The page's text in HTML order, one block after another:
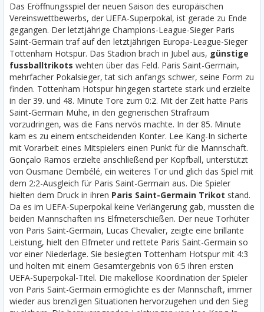
Das Eröffnungsspiel der neuen Saison des europäischen
Vereinswettbewerbs, der UEFA-Superpokal, ist gerade zu Ende
gegangen. Der letztjährige Champions-League-Sieger Paris
Saint-Germain traf auf den letztjährigen Europa-League-Sieger
Tottenham Hotspur. Das Stadion brach in Jubel aus, günstige
fussballtrikots wehten über das Feld. Paris Saint-Germain,
mehrfacher Pokalsieger, tat sich anfangs schwer, seine Form zu
finden. Tottenham Hotspur hingegen startete stark und erzielte
in der 39. und 48. Minute Tore zum 0:2. Mit der Zeit hatte Paris
Saint-Germain Mühe, in den gegnerischen Strafraum
vorzudringen, was die Fans nervös machte. In der 85. Minute
kam es zu einem entscheidenden Konter. Lee Kang-In sicherte
mit Vorarbeit eines Mitspielers einen Punkt für die Mannschaft.
Gonçalo Ramos erzielte anschließend per Kopfball, unterstützt
von Ousmane Dembélé, ein weiteres Tor und glich das Spiel mit
dem 2:2-Ausgleich für Paris Saint-Germain aus. Die Spieler
hielten dem Druck in ihren Paris Saint-Germain Trikot stand.
Da es im UEFA-Superpokal keine Verlängerung gab, mussten die
beiden Mannschaften ins Elfmeterschießen. Der neue Torhüter
von Paris Saint-Germain, Lucas Chevalier, zeigte eine brillante
Leistung, hielt den Elfmeter und rettete Paris Saint-Germain so
vor einer Niederlage. Sie besiegten Tottenham Hotspur mit 4:3
und holten mit einem Gesamtergebnis von 6:5 ihren ersten
UEFA-Superpokal-Titel. Die makellose Koordination der Spieler
von Paris Saint-Germain ermöglichte es der Mannschaft, immer
wieder aus brenzligen Situationen hervorzugehen und den Sieg